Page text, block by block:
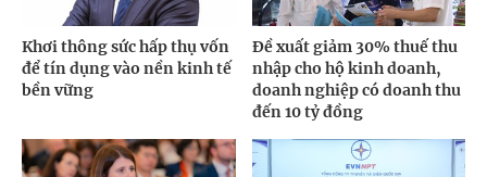
Khơi thông sức hấp thụ vốn
để tín dụng vào nền kinh tế
bền vững
Đề xuất giảm 30% thuế thu
nhập cho hộ kinh doanh,
doanh nghiệp có doanh thu
đến 10 tỷ đồng